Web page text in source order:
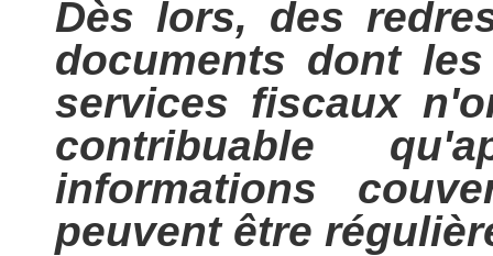
Dès lors, des
documents dont
services fiscaux
contribuable
informations
peuvent être